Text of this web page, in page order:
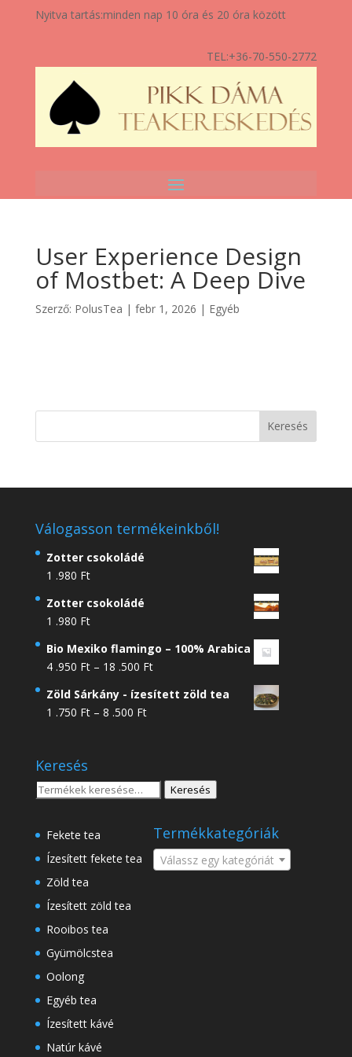
Nyitva tartás:minden nap 10 óra és 20 óra között
TEL:+36-70-550-2772
User Experience Design
of Mostbet: A Deep Dive
Szerző: PolusTea | febr 1, 2026 | Egyéb
Válogasson termékeinkből!
Zotter csokoládé
1 .980 Ft
Zotter csokoládé
1 .980 Ft
Bio Mexiko flamingo – 100% Arabica
4 .950 Ft – 18 .500 FtÁrtartomány:
.950 Ft
Zöld Sárkány - ízesített zöld tea
1 .750 Ft – 8 .500 FtÁrtartomány:
8
.500 Ft
Keresés
Keresés
Keresés
Fekete tea
Ízesített fekete tea
Zöld tea
Ízesített zöld tea
Rooibos tea
Gyümölcstea
Oolong
Egyéb tea
Ízesített kávé
Natúr kávé
Termékkategóriák
Válassz egy kategóriát